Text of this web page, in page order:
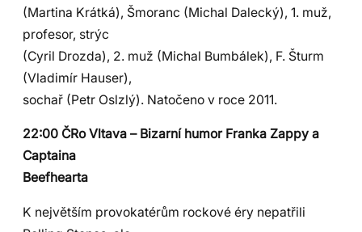
(Martina Krátká), Šmoranc (Michal Dalecký), 1. muž,
profesor, strýc
(Cyril Drozda), 2. muž (Michal Bumbálek), F. Šturm
(Vladimír Hauser),
sochař (Petr Oslzlý). Natočeno v roce 2011.
22:00 ČRo Vltava – Bizarní humor Franka Zappy a
Captaina
Beefhearta
K největším provokatérům rockové éry nepatřili